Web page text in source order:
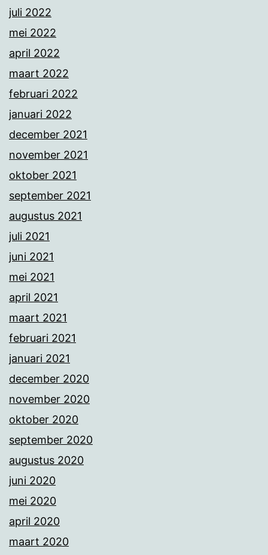
juli 2022
mei 2022
april 2022
maart 2022
februari 2022
januari 2022
december 2021
november 2021
oktober 2021
september 2021
augustus 2021
juli 2021
juni 2021
mei 2021
april 2021
maart 2021
februari 2021
januari 2021
december 2020
november 2020
oktober 2020
september 2020
augustus 2020
juni 2020
mei 2020
april 2020
maart 2020